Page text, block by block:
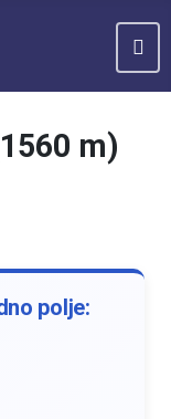
m)
polje: